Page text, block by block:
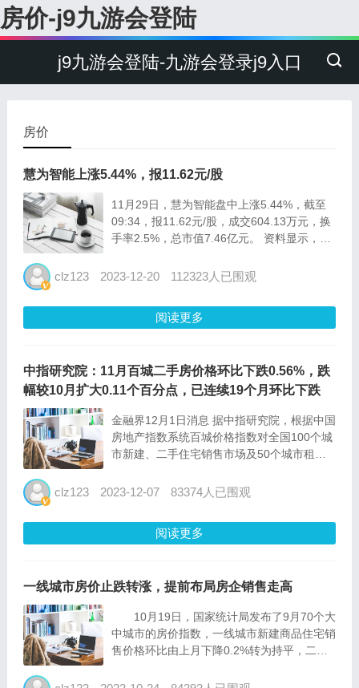
房价-j9九游会登陆
j9九游会登陆-九游会登录j9入口
房价
慧为智能上涨5.44%，报11.62元/股
11月29日，慧为智能盘中上涨5.44%，截至
09:34，报11.62元/股，成交604.13万元，换
手率2.5%，总市值7.46亿元。 资料显示，深
圳市南山区桃源街道长源社区学苑大道1001
clz123 2023-12-20 112323人已围观
阅读更多
中指研究院：11月百城二手房价格环比下跌0.56%，跌
幅较10月扩大0.11个百分点，已连续19个月环比下跌
金融界12月1日消息 据中指研究院，根据中国
房地产指数系统百城价格指数对全国100个城
市新建、二手住宅销售市场及50个城市租赁
宅平均价格为16203元/平方米，环比上涨
clz123 2023-12-07 83374人已围观
阅读更多
一线城市房价止跌转涨，提前布局房企销售走高
10月19日，国家统计局发布了9月70个大
中城市的房价指数，一线城市新建商品住宅销
售价格环比由上月下降0.2%转为持平，二手
涨，涨幅为0.2%。 在“认房不认贷”、利